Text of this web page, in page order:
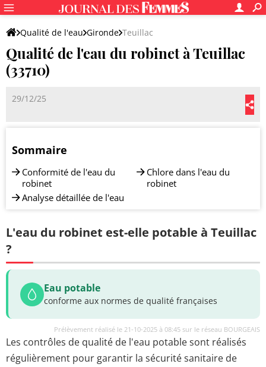
Qualité de l'eau Gironde Teuillac
Qualité de l'eau du robinet à Teuillac
(33710)
29/12/25
Sommaire
Conformité de l'eau du
robinet
Analyse détaillée de l'eau
Chlore dans l'eau du
robinet
L'eau du robinet est-elle potable à Teuillac
?
Eau potable
conforme aux normes de qualité françaises
Prélèvement réalisé le 21-10-2025 à 08:45 sur le réseau BOURGEAIS
Les contrôles de qualité de l'eau potable sont réalisés
régulièrement pour garantir la sécurité sanitaire de